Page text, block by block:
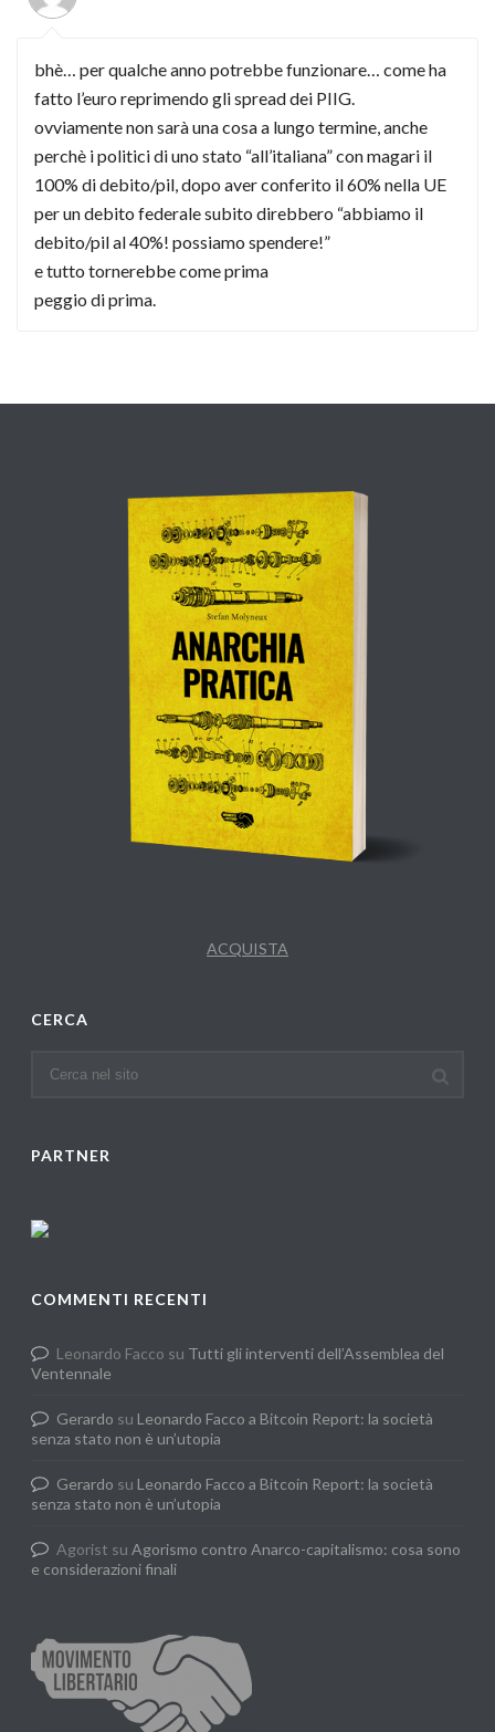
bhè… per qualche anno potrebbe funzionare… come ha
fatto l’euro reprimendo gli spread dei PIIG.
ovviamente non sarà una cosa a lungo termine, anche
perchè i politici di uno stato “all’italiana” con magari il
100% di debito/pil, dopo aver conferito il 60% nella UE
per un debito federale subito direbbero “abbiamo il
debito/pil al 40%! possiamo spendere!”
e tutto tornerebbe come prima
peggio di prima.
ACQUISTA
CERCA
PARTNER
COMMENTI RECENTI
Leonardo Facco su Tutti gli interventi dell’Assemblea del
Ventennale
Gerardo su Leonardo Facco a Bitcoin Report: la società
senza stato non è un’utopia
Gerardo su Leonardo Facco a Bitcoin Report: la società
senza stato non è un’utopia
Agorist suAgorismo contro Anarco-capitalismo: cosa sono
e considerazioni finali